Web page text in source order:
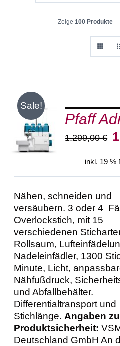
Zeige 100 Produkte
Sale!
IN DEN
WARENKORB
/
DETAILS
Pfaff
1.299,00€
inkl. 19 %
Nähen, schneiden und
versäubern. 3 oder 4
Overlockstich, mit 15
verschiedenen
Rollsaum,
Nadeleinfädler, 1300
Minute, Licht,
Nähfußdruck,
und Abfallbehälter.
Differentialtransport und
Stichlänge.Angaben
Produktsicherheit:
Deutschland GmbH An